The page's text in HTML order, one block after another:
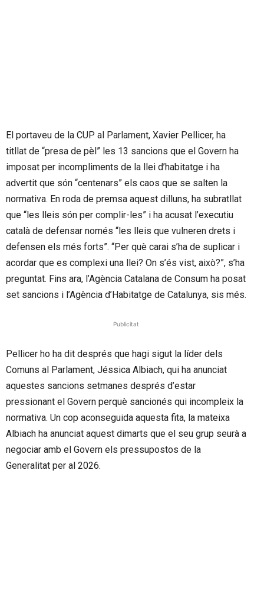
El portaveu de la CUP al Parlament, Xavier Pellicer, ha
titllat de “presa de pèl” les 13 sancions que el Govern ha
imposat per incompliments de la llei d’habitatge i ha
advertit que són “centenars” els caos que se salten la
normativa. En roda de premsa aquest dilluns, ha subratllat
que “les lleis són per complir-les” i ha acusat l’executiu
català de defensar només “les lleis que vulneren drets i
defensen els més forts”. “Per què carai s’ha de suplicar i
acordar que es complexi una llei? On s’és vist, això?”, s’ha
preguntat. Fins ara, l’Agència Catalana de Consum ha posat
set sancions i l’Agència d’Habitatge de Catalunya, sis més.
Publicitat
Pellicer ho ha dit després que hagi sigut la líder dels
Comuns al Parlament, Jéssica Albiach, qui ha anunciat
aquestes sancions setmanes després d’estar
pressionant el Govern perquè sancionés qui incompleix la
normativa. Un cop aconseguida aquesta fita, la mateixa
Albiach ha anunciat aquest dimarts que el seu grup seurà a
negociar amb el Govern els pressupostos de la
Generalitat per al 2026.